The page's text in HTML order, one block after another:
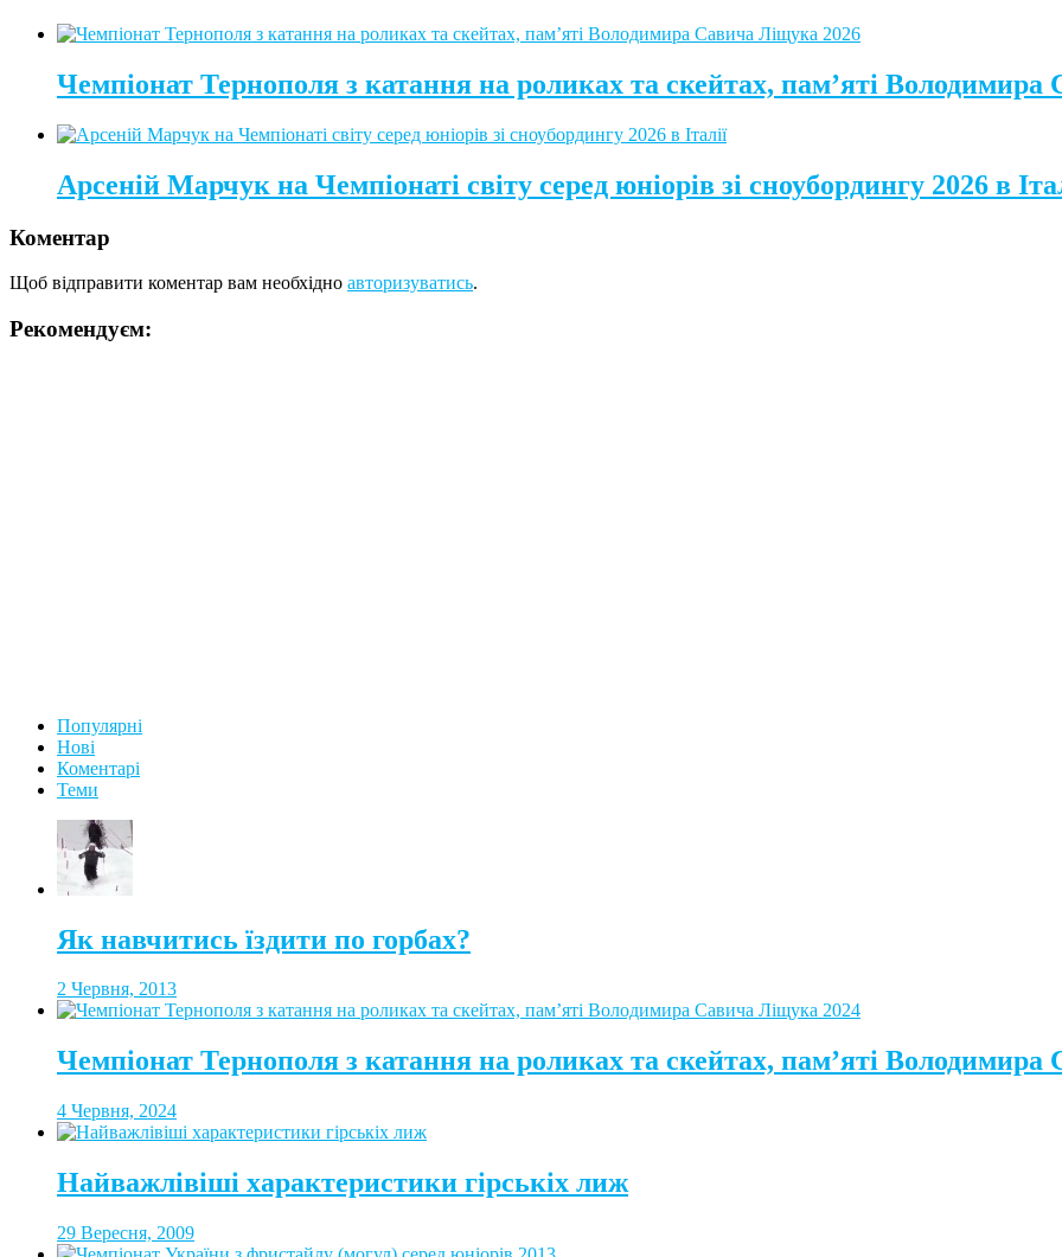
Чемпіонат Тернополя з катання на роликах та скейтах, пам’яті
Арсеній Марчук на Чемпіонаті світу серед юніорів зі сноубордингу 2026 в
Коментар
Щоб відправити коментар вам необхідно авторизуватись.
Рекомендуєм:
Популярні
Нові
Коментарі
Теми
Як навчитись їздити по горбах?
2 Червня, 2013
Чемпіонат Тернополя з катання на роликах та скейтах, пам’яті
4 Червня, 2024
Найважлівіші характеристики гірськіх лиж
29 Вересня, 2009